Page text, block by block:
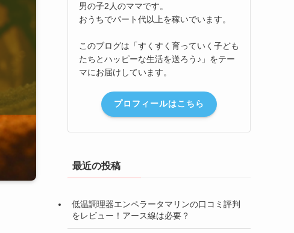
男の子2人のママです。
おうちでパート代以上を稼いでいます。
このブログは「すくすく育っていく子ども
たちとハッピーな生活を送ろう♪」をテー
マにお届けしています。
プロフィールはこちら
最近の投稿
低温調理器エンペラータマリンの口コミ評判
をレビュー！アース線は必要？